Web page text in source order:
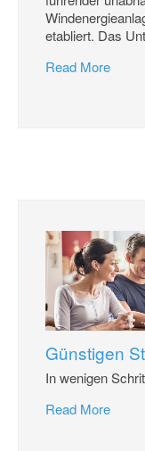
etabliert. Das
Read More
Günstigen
In wenigen
Read More